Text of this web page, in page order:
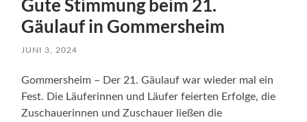
Gute Stimmung beim 21.
Gäulauf in Gommersheim
JUNI 3, 2024
Gommersheim – Der 21. Gäulauf war wieder mal ein
Fest. Die Läuferinnen und Läufer feierten Erfolge, die
Zuschauerinnen und Zuschauer ließen die